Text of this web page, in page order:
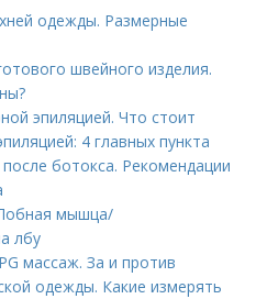
одежды. Размерные
швейного изделия.
эпиляцией. Что стоит
4 главных пункта
ботокса. Рекомендации
мышца/
лбу
массаж. За и против
одежды. Какие измерять